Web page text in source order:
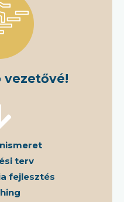
vezetővé!
terv
fejlesztés